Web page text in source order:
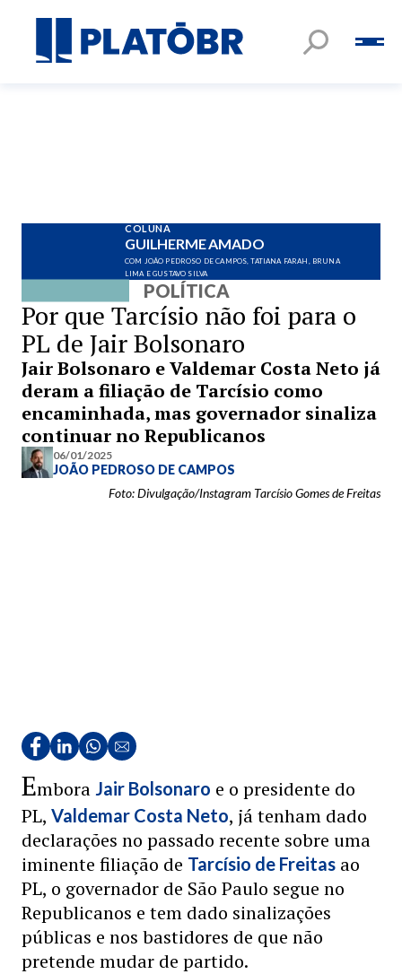
COLUNA
GUILHERME AMADO
COM JOÃO PEDROSO DE CAMPOS, TATIANA FARAH, BRUNA
LIMA E GUSTAVO SILVA
POLÍTICA
Por que Tarcísio não foi para o
PL de Jair Bolsonaro
Jair Bolsonaro e Valdemar Costa Neto já
deram a filiação de Tarcísio como
encaminhada, mas governador sinaliza
continuar no Republicanos
06/01/2025
JOÃO PEDROSO DE CAMPOS
Foto: Divulgação/Instagram Tarcísio Gomes de Freitas
Embora Jair Bolsonaro e o presidente do
PL, Valdemar Costa Neto, já tenham dado
declarações no passado recente sobre uma
iminente filiação de Tarcísio de Freitas ao
PL, o governador de São Paulo segue no
Republicanos e tem dado sinalizações
públicas e nos bastidores de que não
pretende mudar de partido.